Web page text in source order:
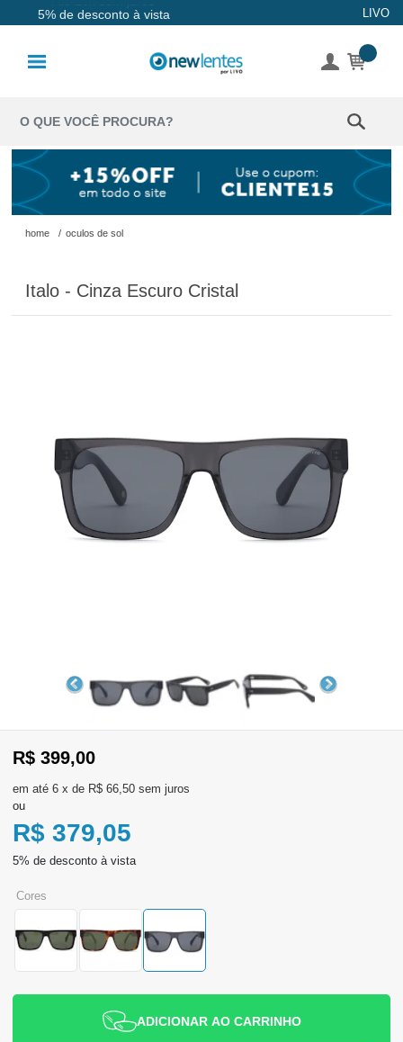
5% de desconto à vista
Até 10x sem juros LIVO
Coloridas
Solução
Óculos de
Óculos de
Grau
Consultar
Pedidos
Recompra
aqui
Registre-
se
home / oculos de sol
Italo - Cinza Escuro Cristal
R$ 399,00
6 x de R$ 66,50 sem juros
ou
R$ 379,05
cores
ADICIONAR AO CARRINHO